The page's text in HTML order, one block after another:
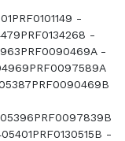
-
-
-
-